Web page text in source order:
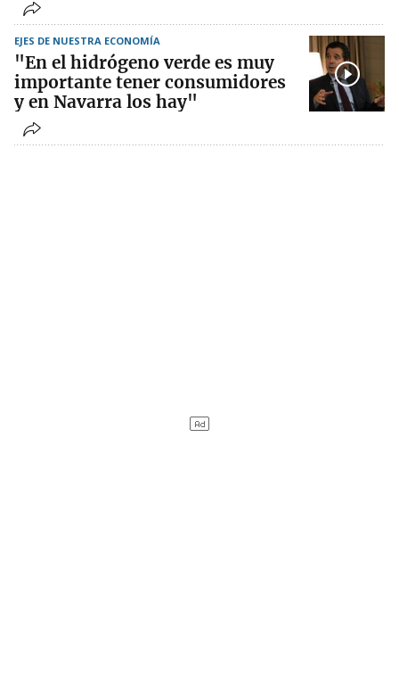
EJES DE NUESTRA ECONOMÍA
"En el hidrógeno verde es muy
importante tener consumidores
y en Navarra los hay"